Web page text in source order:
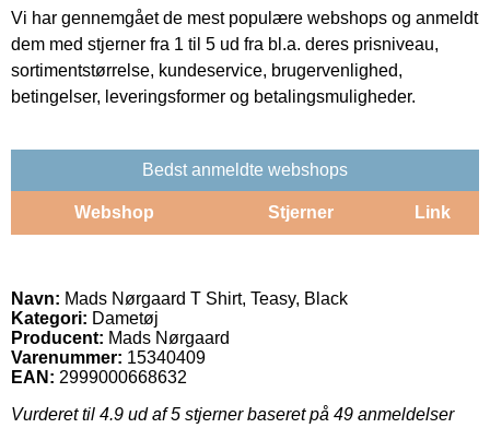
Vi har gennemgået de mest populære webshops og anmeldt
dem med stjerner fra 1 til 5 ud fra bl.a. deres prisniveau,
sortimentstørrelse, kundeservice, brugervenlighed,
betingelser, leveringsformer og betalingsmuligheder.
Bedst anmeldte webshops
Webshop Stjerner Link
Navn: Mads Nørgaard T Shirt, Teasy, Black
Kategori: Dametøj
Producent: Mads Nørgaard
Varenummer: 15340409
EAN: 2999000668632
Vurderet til 4.9 ud af 5 stjerner baseret på 49 anmeldelser